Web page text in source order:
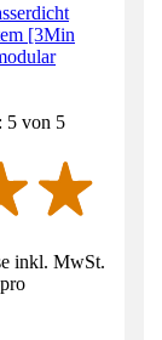
[3Min
5 von 5
inkl. MwSt.